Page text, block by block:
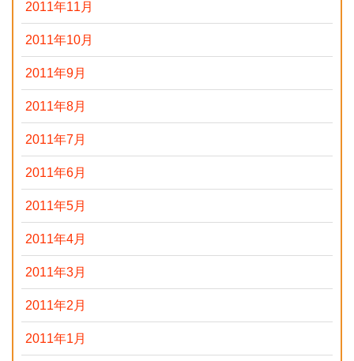
2011年11月
2011年10月
2011年9月
2011年8月
2011年7月
2011年6月
2011年5月
2011年4月
2011年3月
2011年2月
2011年1月